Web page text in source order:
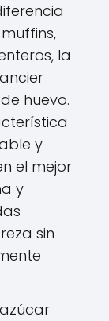
la
huevo.
y
el mejor
y
sin